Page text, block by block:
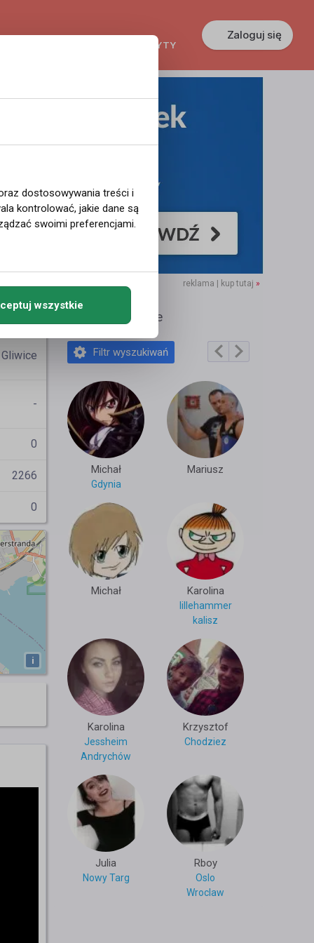
KREDYTY
Zaloguj się
reklama | kup tutaj »
Gliwice
-
0
2266
0
i
Polecane profile
Filtr wyszukiwań
Michał
Gdynia
Mariusz
Michał Karolina
lillehammer
kalisz
Karolina
Jessheim
Andrychów
Krzysztof
Chodziez
Julia
Nowy Targ
Rboy
Oslo
Wroclaw
dostosowywania treści i
kontrolować, jakie dane są
swoimi preferencjami.
wszystkie